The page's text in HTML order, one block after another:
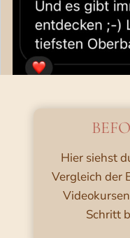
Hier siehst
Vergleich der
Schritt